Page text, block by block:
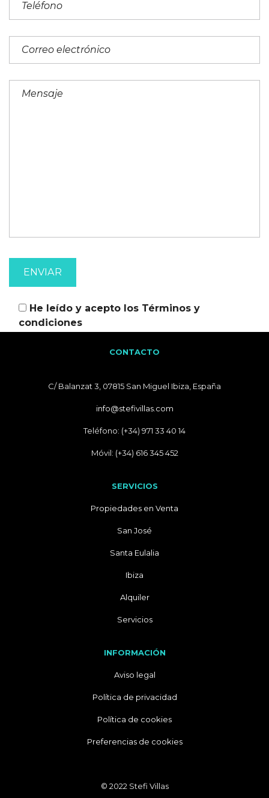
He leído y acepto los Términos y
condiciones
CONTACTO
C/ Balanzat 3, 07815 San Miguel Ibiza, España
info@stefivillas.com
Teléfono: (+34) 971 33 40 14
Móvil: (+34) 616 345 452
SERVICIOS
Propiedades en Venta
San José
Santa Eulalia
Ibiza
Alquiler
Servicios
INFORMACIÓN
Aviso legal
Política de privacidad
Política de cookies
Preferencias de cookies
© 2022 Stefi Villas